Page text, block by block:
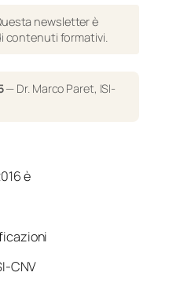
newsletter è
contenuti formativi.
— Dr. Marco Paret, ISI-
è
CNV